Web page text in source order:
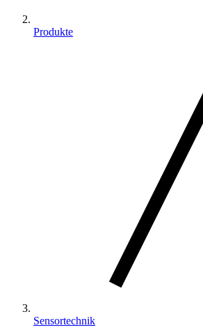
Produkte
Sensortechnik